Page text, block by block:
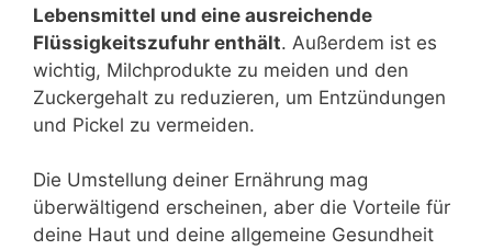
Lebensmittel und eine ausreichende
Flüssigkeitszufuhr enthält. Außerdem ist es
wichtig, Milchprodukte zu meiden und den
Zuckergehalt zu reduzieren, um Entzündungen
und Pickel zu vermeiden.
Die Umstellung deiner Ernährung mag
überwältigend erscheinen, aber die Vorteile für
deine Haut und deine allgemeine Gesundheit